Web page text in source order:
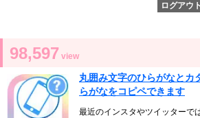
ログアウト
98,597 view
丸囲み文字のひらがなとカ
らがなをコピペできます
最近のインスタやツイッターで